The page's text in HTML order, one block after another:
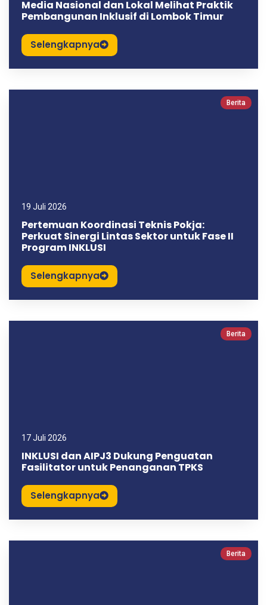
Media Nasional dan Lokal Melihat Praktik
Pembangunan Inklusif di Lombok Timur
Selengkapnya
Berita
19 Juli 2026
Pertemuan Koordinasi Teknis Pokja:
Perkuat Sinergi Lintas Sektor untuk Fase II
Program INKLUSI
Selengkapnya
Berita
17 Juli 2026
INKLUSI dan AIPJ3 Dukung Penguatan
Fasilitator untuk Penanganan TPKS
Selengkapnya
Berita